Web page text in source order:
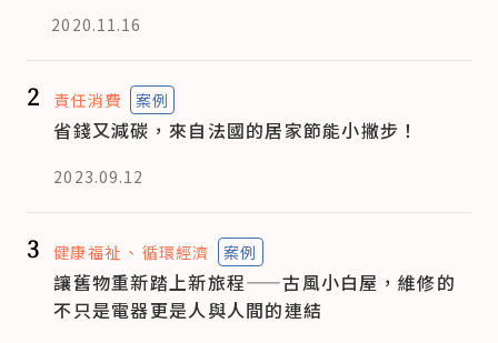
2020.11.16
2 責任消費 案例
省錢又減碳，來自法國的居家節能小撇步！
2023.09.12
3 健康福祉 循環經濟 案例
讓舊物重新踏上新旅程——古風小白屋，維修的
不只是電器更是人與人間的連結